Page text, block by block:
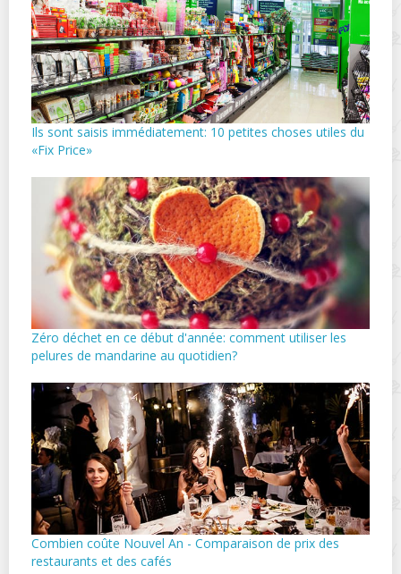
Ils sont saisis immédiatement: 10 petites choses utiles du
«Fix Price»
Zéro déchet en ce début d'année: comment utiliser les
pelures de mandarine au quotidien?
Combien coûte Nouvel An - Comparaison de prix des
restaurants et des cafés